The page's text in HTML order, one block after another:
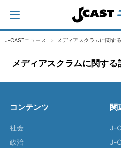
J-CASTニュース メディアスクラムに関す
メディアスクラムに関する
コンテンツ
社会
政治
関
J-
J-